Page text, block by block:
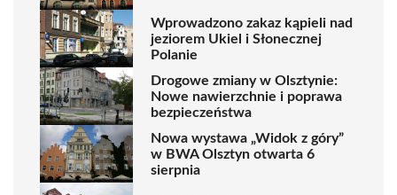
Wprowadzono zakaz kąpieli nad
jeziorem Ukiel i Słonecznej
Polanie
Drogowe zmiany w Olsztynie:
Nowe nawierzchnie i poprawa
bezpieczeństwa
Nowa wystawa „Widok z góry”
w BWA Olsztyn otwarta 6
sierpnia